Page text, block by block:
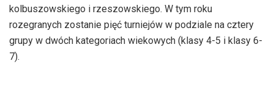
kolbuszowskiego i rzeszowskiego. W tym roku
rozegranych zostanie pięć turniejów w podziale na cztery
grupy w dwóch kategoriach wiekowych (klasy 4-5 i klasy 6-
7).